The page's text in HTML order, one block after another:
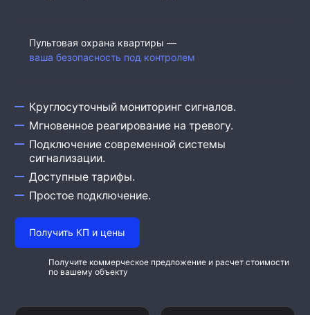
Пультовая охрана квартиры —
ваша безопасность под контролем
Круглосуточный мониторинг сигналов.
Мгновенное реагирование на тревогу.
Подключение современной системы
сигнализации.
Доступные тарифы.
Простое подключение.
Получить КП и цены
Получите коммерческое предложение и расчет стоимости
по вашему объекту